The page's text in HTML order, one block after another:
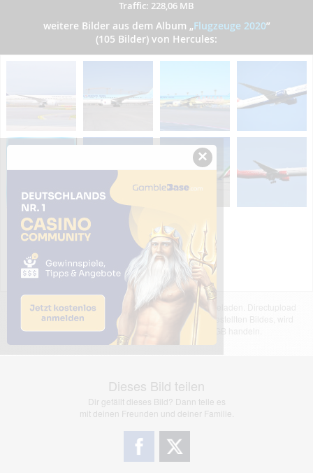
Traffic: 228,06 MB
weitere Bilder aus dem Album „Flugzeuge 2020”
(105 Bilder) von Hercules:
Das dargestellte Bild wurde von einem Nutzer hochgeladen. Directupload
übernimmt keinerlei Haftung für den Inhalt des dargestellten Bildes, wird
jedoch bei Verstößen nach §2(3) unserer AGB handeln.
Dieses Bild teilen
Dir gefällt dieses Bild? Dann teile es
mit deinen Freunden und deiner Familie.
×